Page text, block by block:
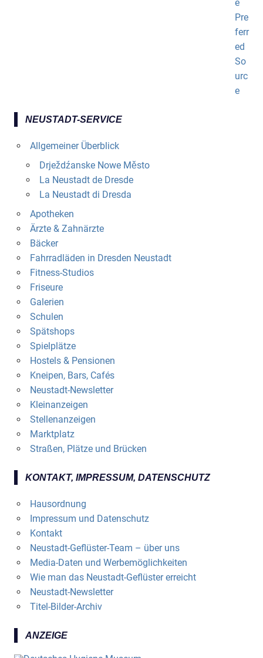
NEUSTADT-SERVICE
Allgemeiner Überblick
Drježdźanske Nowe Město
La Neustadt de Dresde
La Neustadt di Dresda
Apotheken
Ärzte & Zahnärzte
Bäcker
Fahrradläden in Dresden Neustadt
Fitness-Studios
Friseure
Galerien
Schulen
Spätshops
Spielplätze
Hostels & Pensionen
Kneipen, Bars, Cafés
Neustadt-Newsletter
Kleinanzeigen
Stellenanzeigen
Marktplatz
Straßen, Plätze und Brücken
KONTAKT, IMPRESSUM, DATENSCHUTZ
Hausordnung
Impressum und Datenschutz
Kontakt
Neustadt-Geflüster-Team – über uns
Media-Daten und Werbemöglichkeiten
Wie man das Neustadt-Geflüster erreicht
Neustadt-Newsletter
Titel-Bilder-Archiv
ANZEIGE